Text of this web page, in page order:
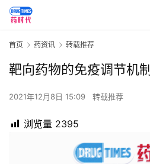
首页 药资讯 转载推荐
靶向药物的免疫调节机制
2021年12月8日 15:09 转载推荐
浏览量 2395